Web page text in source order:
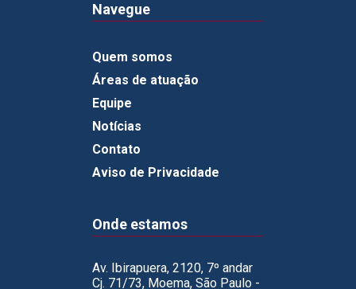
Navegue
Quem somos
Áreas de atuação
Equipe
Notícias
Contato
Aviso de Privacidade
Onde estamos
Av. Ibirapuera, 2120, 7º andar
Cj. 71/73, Moema, São Paulo -